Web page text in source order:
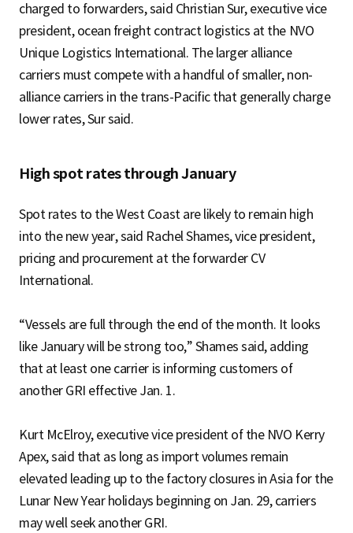
charged to forwarders, said Christian Sur, executive vice
president, ocean freight contract logistics at the NVO
Unique Logistics International. The larger alliance
carriers must compete with a handful of smaller, non-
alliance carriers in the trans-Pacific that generally charge
lower rates, Sur said.
High spot rates through January
Spot rates to the West Coast are likely to remain high
into the new year, said Rachel Shames, vice president,
pricing and procurement at the forwarder CV
International.
“Vessels are full through the end of the month. It looks
like January will be strong too,” Shames said, adding
that at least one carrier is informing customers of
another GRI effective Jan. 1.
Kurt McElroy, executive vice president of the NVO Kerry
Apex, said that as long as import volumes remain
elevated leading up to the factory closures in Asia for the
Lunar New Year holidays beginning on Jan. 29, carriers
may well seek another GRI.